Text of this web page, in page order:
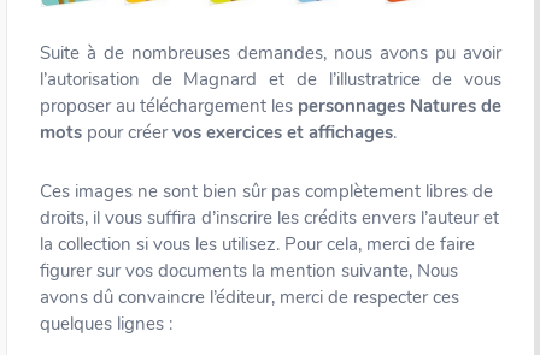
Suite à de nombreuses demandes, nous avons pu avoir
l’autorisation de Magnard et de l’illustratrice de vous
proposer au téléchargement les personnages Natures de
mots pour créervos exercices et affichages.
Ces images ne sont bien sûr pas complètement libres de
droits, il vous suffira d’inscrire les crédits envers l’auteur et
la collection si vous les utilisez. Pour cela, merci de faire
figurer sur vos documents la mention suivante, Nous
avons dû convaincre l’éditeur, merci de respecter ces
quelques lignes :